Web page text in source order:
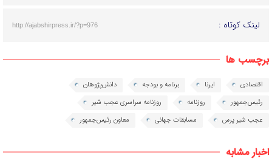
لینک کوتاه : http://ajabshirpress.ir/?p=976
برچسب ها
اقتصادی ایرنا برنامه و بودجه
دانش‌پژوهان
رئیس‌جمهور
روزنامه
روزنامه سراسری عجب شیر
عجب شیر پرس
مسابقات جهانی معاون رئیس‌جمهور
اخبار مشابه